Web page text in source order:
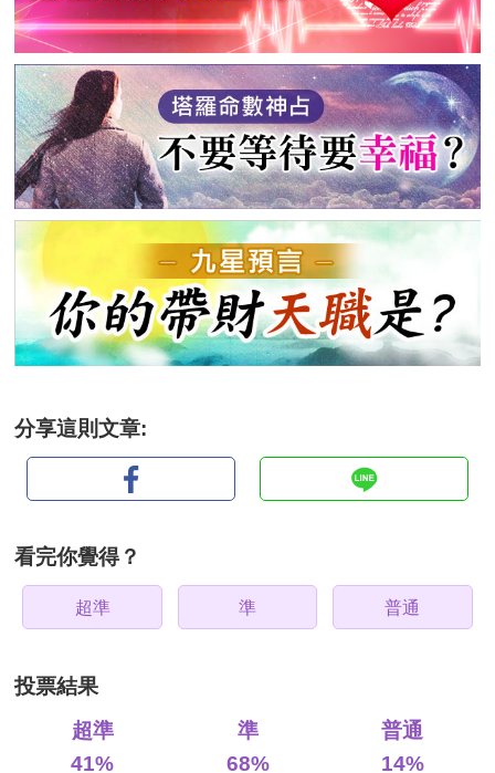
分享這則文章:
看完你覺得？
超準 準 普通
投票結果
超準
41%
準
68%
普通
14%